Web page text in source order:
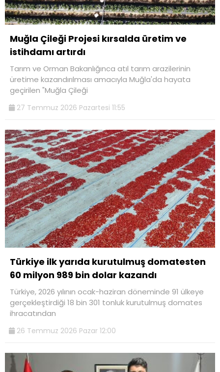
Muğla Çileği Projesi kırsalda üretim ve
istihdamı artırdı
Tarım ve Orman Bakanlığınca atıl tarım arazilerinin
üretime kazandırılması amacıyla Muğla'da hayata
geçirilen "Muğla Çileği
27 Temmuz 2026 Pazartesi 11:55
Türkiye ilk yarıda kurutulmuş domatesten
60 milyon 989 bin dolar kazandı
Türkiye, 2026 yılının ocak-haziran döneminde 91 ülkeye
gerçekleştirdiği 18 bin 301 tonluk kurutulmuş domates
ihracatından
26 Temmuz 2026 Pazar 12:00